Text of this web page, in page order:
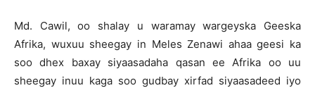
Md. Cawil, oo shalay u waramay wargeyska Geeska
Afrika, wuxuu sheegay in Meles Zenawi ahaa geesi ka
soo dhex baxay siyaasadaha qasan ee Afrika oo uu
sheegay inuu kaga soo gudbay xirfad siyaasadeed iyo